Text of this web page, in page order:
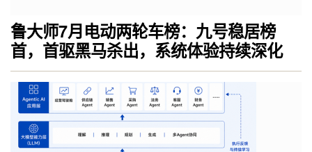
鲁大师7月电动两轮车榜：九号稳居榜
首，首驱黑马杀出，系统体验持续深化